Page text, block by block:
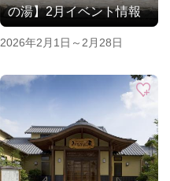
の湯】2月イベント情報
2026年2月1日～2月28日